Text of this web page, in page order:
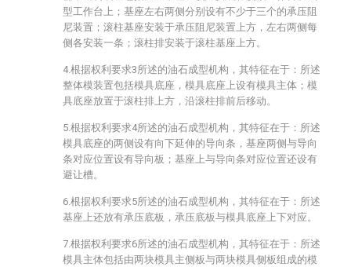
型工作台上；基座左右两侧分别设有不少于三个的承压阻
尼装置；滚柱基座安装于承压阻尼装置上方，左右两侧每
侧各安装一条；滚柱排安装于滚柱基座上方。
4.根据权利要求3所述的油石成型机构，其特征在于：所述
整体模装置包括模具底座，模具底座上设有模具主体；模
具底座放置于滚柱排上方，沿滚柱排前后移动。
5.根据权利要求4所述的油石成型机构，其特征在于：所述
模具底座的两侧设有向下延伸的导向条，基座两侧与导向
条对应位置设有导向板；基座上与导向条对应位置还设有
避让槽。
6.根据权利要求5所述的油石成型机构，其特征在于：所述
基座上还放有承压底板，承压底板与模具底座上下对应。
7.根据权利要求6所述的油石成型机构，其特征在于：所述
模具主体包括由两块模具主侧板与两块模具侧板组成的模